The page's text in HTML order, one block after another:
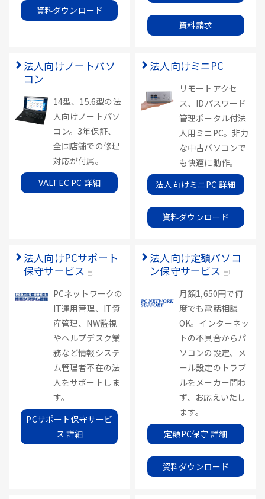
資料ダウンロード
資料請求
法人向けノートパソ
コン
14型、15.6型の法
人向けノートパソ
コン。3年保証、
全国店舗での修理
対応が付属。
VALTEC PC 詳細
法人向けミニPC
リモートアクセ
ス、IDパスワード
管理ポータル付法
人用ミニPC。非力
な中古パソコンで
も快適に動作。
法人向けミニPC 詳細
資料ダウンロード
法人向けPCサポート
保守サービス
PCネットワークの
IT運用管理、IT資
産管理、NW監視
やヘルプデスク業
務など情報システ
ム管理者不在の法
人をサポートしま
す。
PCサポート保守サービ
ス 詳細
法人向け定額パソコ
ン保守サービス
月額1,650円で何
度でも電話相談
OK。インターネッ
トの不具合からパ
ソコンの設定、メ
ール設定のトラブ
ルをメーカー問わ
ず、お応えいたし
ます。
定額PC保守 詳細
資料ダウンロード